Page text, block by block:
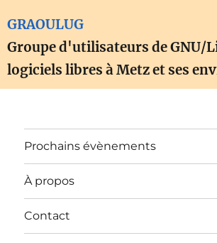
GRAOULUG
Groupe d'utilisateurs de GNU/
logiciels libres à Metz et ses
Prochains évènements
À propos
Contact